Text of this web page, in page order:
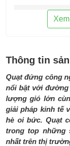
Thông tin
Quạt đứng công
nổi bật với đường
lượng gió lớn
giải pháp kinh tế
hè oi bức. Quạt
trong top những
nhất trên thị
Phụ kiện đi cùng:
Sản xuất tại:
Bảo hành: